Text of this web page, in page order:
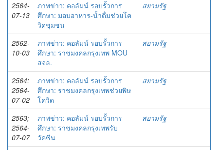
2564-
07-13
ภาพข่าว: คอลัมน์ รอบรั้วการ
ศึกษา: มอบอาหาร-น้ำดื่มช่วยโค
วิดชุมชน
สยามรัฐ
2562-
10-03
ภาพข่าว: คอลัมน์ รอบรั้วการ
ศึกษา: ราชมงคลกรุงเทพ MOU
สจล.
สยามรัฐ
2564;
2564-
07-02
ภาพข่าว: คอลัมน์ รอบรั้วการ
ศึกษา: ราชมงคลกรุงเทพช่วยพิษ
โควิด
สยามรัฐ
2563;
2564-
07-07
ภาพข่าว: คอลัมน์ รอบรั้วการ
ศึกษา: ราชมงคลกรุงเทพรับ
วัคซีน
สยามรัฐ